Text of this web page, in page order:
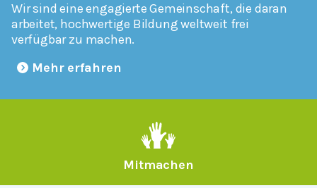
Wir sind eine engagierte Gemeinschaft, die daran
arbeitet, hochwertige Bildung weltweit frei
verfügbar zu machen.
Mehr erfahren
Mitmachen